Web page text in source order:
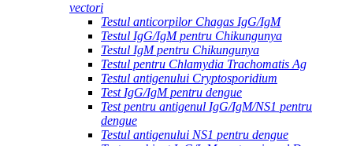
vectori
Testul anticorpilor Chagas IgG/IgM
Testul IgG/IgM pentru Chikungunya
Testul IgM pentru Chikungunya
Testul pentru Chlamydia Trachomatis Ag
Testul antigenului Cryptosporidium
Test IgG/IgM pentru dengue
Test pentru antigenul IgG/IgM/NS1 pentru
dengue
Testul antigenului NS1 pentru dengue